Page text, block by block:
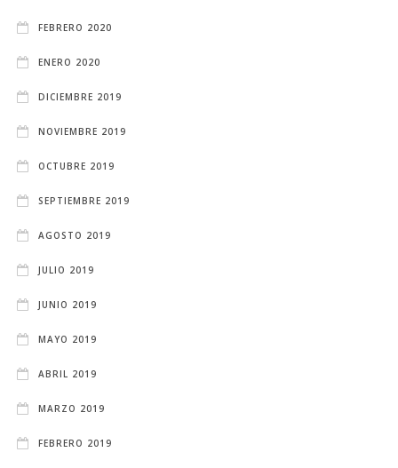
FEBRERO 2020
ENERO 2020
DICIEMBRE 2019
NOVIEMBRE 2019
OCTUBRE 2019
SEPTIEMBRE 2019
AGOSTO 2019
JULIO 2019
JUNIO 2019
MAYO 2019
ABRIL 2019
MARZO 2019
FEBRERO 2019